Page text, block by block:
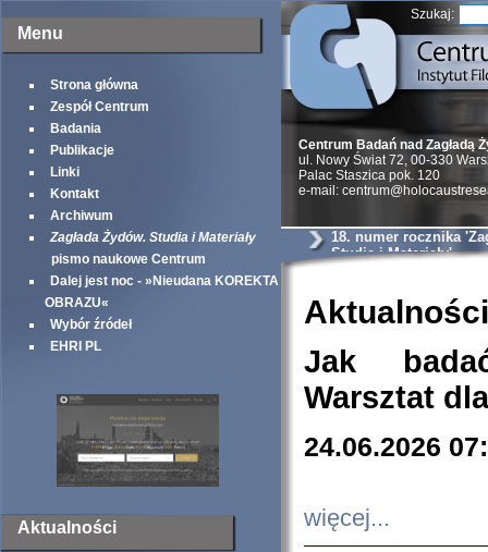
Menu
Strona główna
Zespół Centrum
Badania
Publikacje
Linki
Kontakt
Archiwum
Zagłada Żydów. Studia i Materiały
pismo naukowe Centrum
Dalej jest noc - »Nieudana KOREKTA
OBRAZU«
Wybór źródeł
EHRI PL
Aktualności
Szukaj:
Centrum Badań nad Zagładą
ul. Nowy Świat 72, 00-330
Palac Staszica pok. 120
e-mail:
18. numer rocznika
Studia i Materiały'
Aktualności
Jak
Warsztat
24.06.2026
więcej...